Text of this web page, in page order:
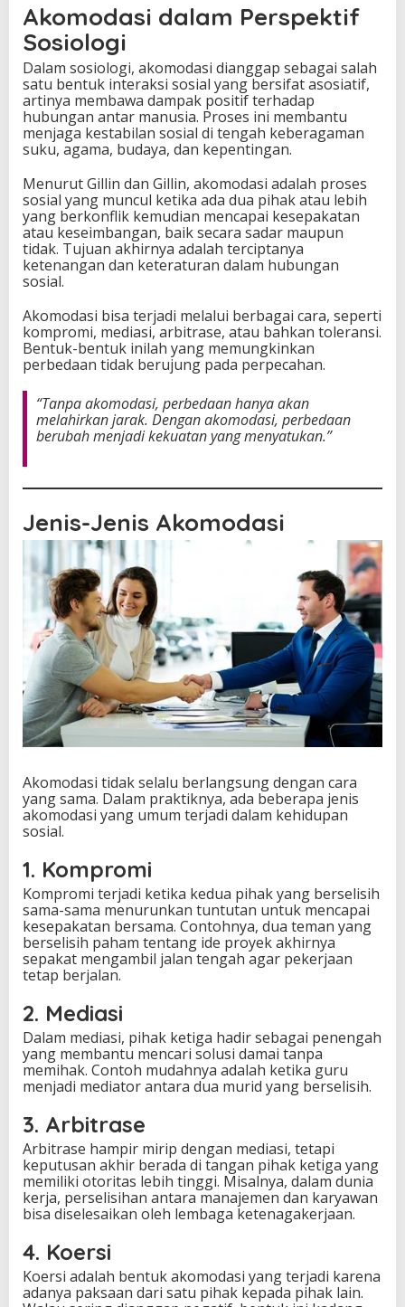
Akomodasi dalam Perspektif
Sosiologi
Dalam sosiologi, akomodasi dianggap sebagai salah
satu bentuk interaksi sosial yang bersifat asosiatif,
artinya membawa dampak positif terhadap
hubungan antar manusia. Proses ini membantu
menjaga kestabilan sosial di tengah keberagaman
suku, agama, budaya, dan kepentingan.
Menurut Gillin dan Gillin, akomodasi adalah proses
sosial yang muncul ketika ada dua pihak atau lebih
yang berkonflik kemudian mencapai kesepakatan
atau keseimbangan, baik secara sadar maupun
tidak. Tujuan akhirnya adalah terciptanya
ketenangan dan keteraturan dalam hubungan
sosial.
Akomodasi bisa terjadi melalui berbagai cara, seperti
kompromi, mediasi, arbitrase, atau bahkan toleransi.
Bentuk-bentuk inilah yang memungkinkan
perbedaan tidak berujung pada perpecahan.
“Tanpa akomodasi, perbedaan hanya akan
melahirkan jarak. Dengan akomodasi, perbedaan
berubah menjadi kekuatan yang menyatukan.”
Jenis-Jenis Akomodasi
Akomodasi tidak selalu berlangsung dengan cara
yang sama. Dalam praktiknya, ada beberapa jenis
akomodasi yang umum terjadi dalam kehidupan
sosial.
1. Kompromi
Kompromi terjadi ketika kedua pihak yang berselisih
sama-sama menurunkan tuntutan untuk mencapai
kesepakatan bersama. Contohnya, dua teman yang
berselisih paham tentang ide proyek akhirnya
sepakat mengambil jalan tengah agar pekerjaan
tetap berjalan.
2. Mediasi
Dalam mediasi, pihak ketiga hadir sebagai penengah
yang membantu mencari solusi damai tanpa
memihak. Contoh mudahnya adalah ketika guru
menjadi mediator antara dua murid yang berselisih.
3. Arbitrase
Arbitrase hampir mirip dengan mediasi, tetapi
keputusan akhir berada di tangan pihak ketiga yang
memiliki otoritas lebih tinggi. Misalnya, dalam dunia
kerja, perselisihan antara manajemen dan karyawan
bisa diselesaikan oleh lembaga ketenagakerjaan.
4. Koersi
Koersi adalah bentuk akomodasi yang terjadi karena
adanya paksaan dari satu pihak kepada pihak lain.